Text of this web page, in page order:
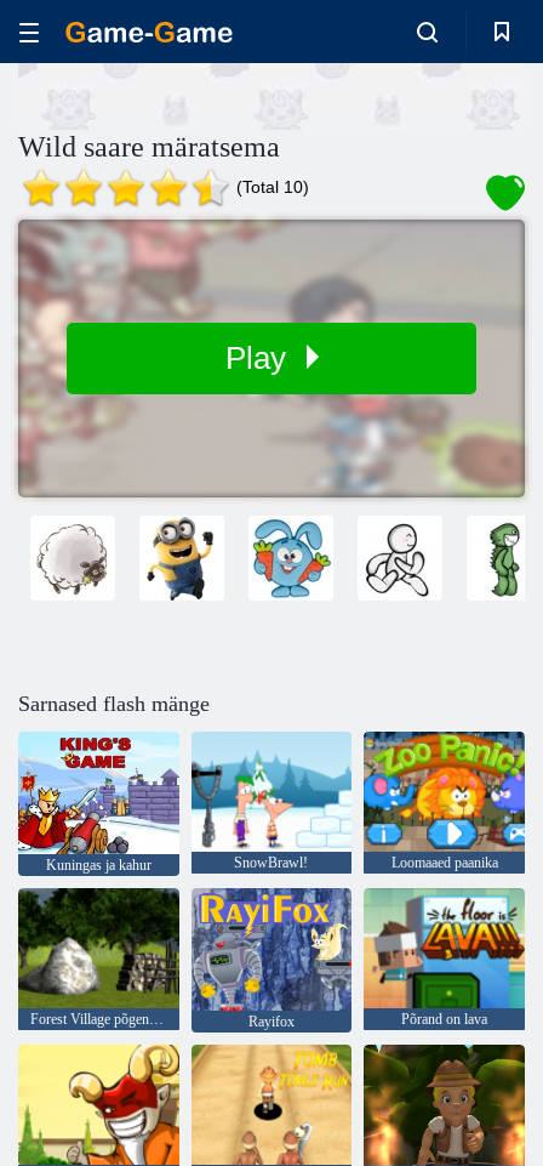
Wild saare märatsema
(Total 10)
Play
Sarnased flash mänge
Kuningas ja kahur SnowBrawl! Loomaaed paanika
Forest Village põgenemine Episode 2 Rayifox Põrand on lava